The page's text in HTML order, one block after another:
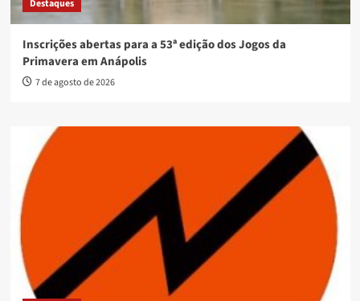
Destaques
Inscrições abertas para a 53ª edição dos Jogos da
Primavera em Anápolis
7 de agosto de 2026